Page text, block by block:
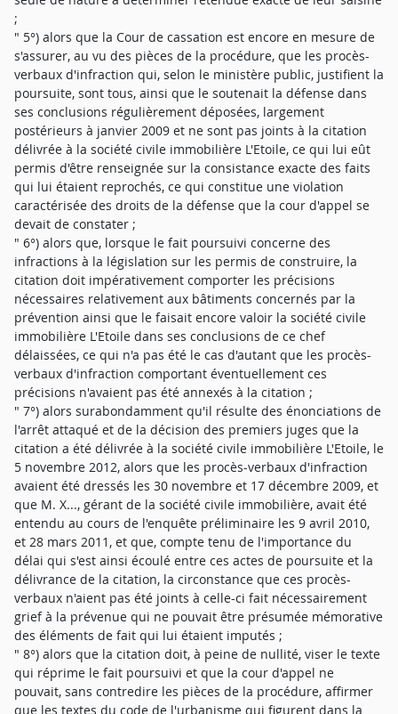
;
" 5°) alors que la Cour de cassation est encore en mesure de
s'assurer, au vu des pièces de la procédure, que les procès-
verbaux d'infraction qui, selon le ministère public, justifient la
poursuite, sont tous, ainsi que le soutenait la défense dans
ses conclusions régulièrement déposées, largement
postérieurs à janvier 2009 et ne sont pas joints à la citation
délivrée à la société civile immobilière L'Etoile, ce qui lui eût
permis d'être renseignée sur la consistance exacte des faits
qui lui étaient reprochés, ce qui constitue une violation
caractérisée des droits de la défense que la cour d'appel se
devait de constater ;
" 6°) alors que, lorsque le fait poursuivi concerne des
infractions à la législation sur les permis de construire, la
citation doit impérativement comporter les précisions
nécessaires relativement aux bâtiments concernés par la
prévention ainsi que le faisait encore valoir la société civile
immobilière L'Etoile dans ses conclusions de ce chef
délaissées, ce qui n'a pas été le cas d'autant que les procès-
verbaux d'infraction comportant éventuellement ces
précisions n'avaient pas été annexés à la citation ;
" 7°) alors surabondamment qu'il résulte des énonciations de
l'arrêt attaqué et de la décision des premiers juges que la
citation a été délivrée à la société civile immobilière L'Etoile, le
5 novembre 2012, alors que les procès-verbaux d'infraction
avaient été dressés les 30 novembre et 17 décembre 2009, et
que M. X..., gérant de la société civile immobilière, avait été
entendu au cours de l'enquête préliminaire les 9 avril 2010,
et 28 mars 2011, et que, compte tenu de l'importance du
délai qui s'est ainsi écoulé entre ces actes de poursuite et la
délivrance de la citation, la circonstance que ces procès-
verbaux n'aient pas été joints à celle-ci fait nécessairement
grief à la prévenue qui ne pouvait être présumée mémorative
des éléments de fait qui lui étaient imputés ;
" 8°) alors que la citation doit, à peine de nullité, viser le texte
qui réprime le fait poursuivi et que la cour d'appel ne
pouvait, sans contredire les pièces de la procédure, affirmer
que les textes du code de l'urbanisme qui figurent dans la